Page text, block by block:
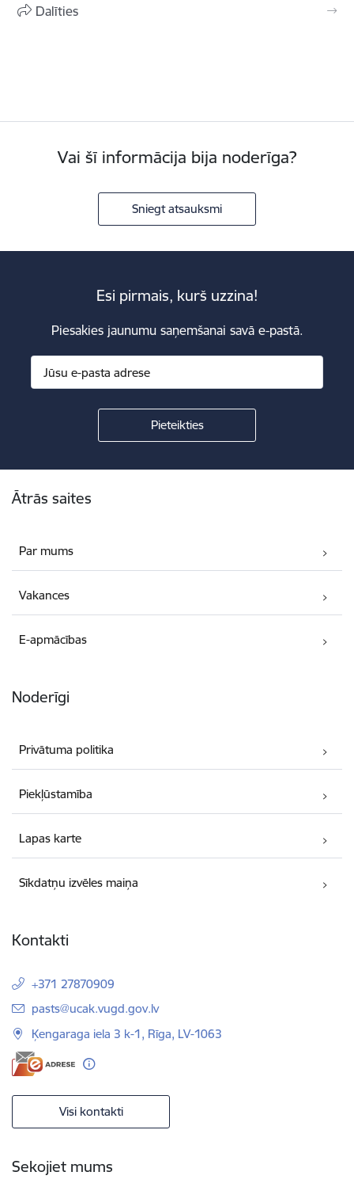
Dalīties
Vai šī informācija bija noderīga?
Sniegt atsauksmi
Esi pirmais, kurš uzzina!
Piesakies jaunumu saņemšanai savā e-pastā.
Ātrās saites
Par mums
Vakances
E-apmācības
Noderīgi
Privātuma politika
Piekļūstamība
Lapas karte
Sīkdatņu izvēles maiņa
Kontakti
+371 27870909
E-pasts:
pasts@ucak.vugd.gov.lv
Ķengaraga iela 3 k-1, Rīga, LV-1063
Visi kontakti
Sekojiet mums